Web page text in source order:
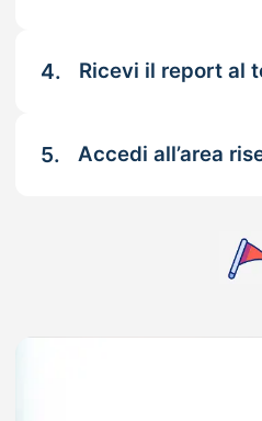
4. Ricevi il report al
5. Accedi all’area